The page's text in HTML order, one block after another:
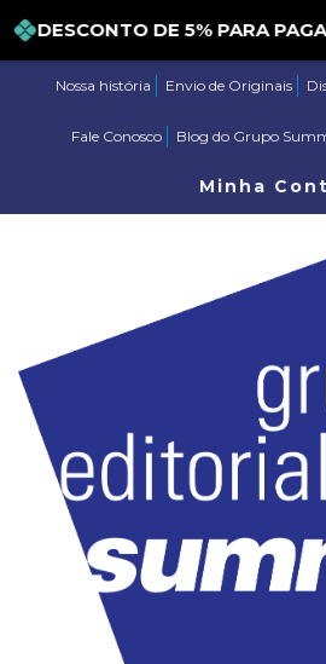
DESCONTO DE 5% PARA
Nossa história Envio de Originais
Fale Conosco Blog do Grupo
Minha